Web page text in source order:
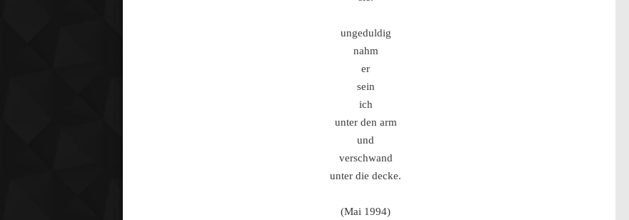
ungeduldig
nahm
er
sein
ich
unter den arm
und
verschwand
unter die decke.
(Mai 1994)